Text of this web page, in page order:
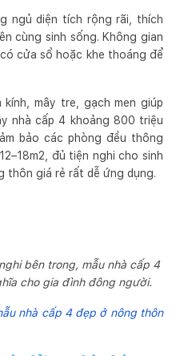
ngủ diện tích rộng rãi, thích
cùng sinh sống. Không gian
cửa sổ hoặc khe thoáng để
mây tre, gạch men giúp
nhà cấp 4 khoảng 800 triệu
bảo các phòng đều thông
đủ tiện nghi cho sinh
thôn giá rẻ rất dễ ứng dụng.
bên trong, mẫu nhà cấp 4
cho gia đình đông người.
nhà cấp 4 đẹp ở nông thôn